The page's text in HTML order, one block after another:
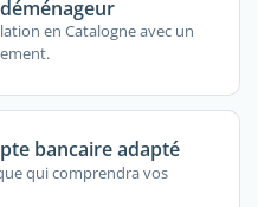
en Catalogne avec un
bancaire adapté
qui comprendra vos